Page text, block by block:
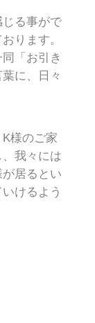
る事がで
ります。
「お引き
に、日々
K様のご家
我々には
居るとい
けるよう